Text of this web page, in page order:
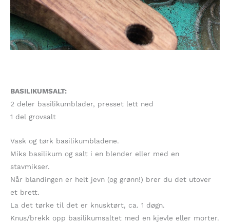
BASILIKUMSALT:
2 deler basilikumblader, presset lett ned
1 del grovsalt
Vask og tørk basilikumbladene.
Miks basilikum og salt i en blender eller med en
stavmikser.
Når blandingen er helt jevn (og grønn!) brer du det utover
et brett.
La det tørke til det er knusktørt, ca. 1 døgn.
Knus/brekk opp basilikumsaltet med en kjevle eller morter.